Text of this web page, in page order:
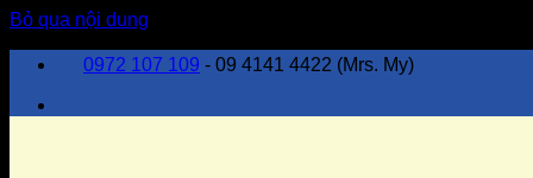
Bỏ qua nội dung
0972 107 109 - 09 4141 4422 (Mrs. My)